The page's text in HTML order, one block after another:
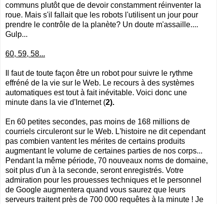
communs plutôt que de devoir constamment réinventer la
roue. Mais s'il fallait que les robots l'utilisent un jour pour
prendre le contrôle de la planète? Un doute m'assaille....
Gulp...
60, 59, 58...
Il faut de toute façon être un robot pour suivre le rythme
effréné de la vie sur le Web. Le recours à des systèmes
automatiques est tout à fait inévitable. Voici donc une
minute dans la vie d'Internet (2).
En 60 petites secondes, pas moins de 168 millions de
courriels circuleront sur le Web. L'histoire ne dit cependant
pas combien vantent les mérites de certains produits
augmentant le volume de certaines parties de nos corps...
Pendant la même période, 70 nouveaux noms de domaine,
soit plus d'un à la seconde, seront enregistrés. Votre
admiration pour les prouesses techniques et le personnel
de Google augmentera quand vous saurez que leurs
serveurs traitent près de 700 000 requêtes à la minute ! Je